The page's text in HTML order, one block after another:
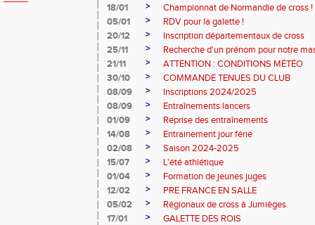
18/01
>
Championnat de Normandie de cross !
05/01
>
RDV pour la galette !
20/12
>
Inscription départementaux de cross
25/11
>
Recherche d'un prénom pour notre
21/11
>
ATTENTION : CONDITIONS MÉTÉO
30/10
>
COMMANDE TENUES DU CLUB
08/09
>
Inscriptions 2024/2025
08/09
>
Entraînements lancers
01/09
>
Reprise des entraînements
14/08
>
Entrainement jour férié
02/08
>
Saison 2024-2025
15/07
>
L'été athlétique
01/04
>
Formation de jeunes juges
12/02
>
PRE FRANCE EN SALLE
05/02
>
Régionaux de cross à Jumièges
17/01
>
GALETTE DES ROIS